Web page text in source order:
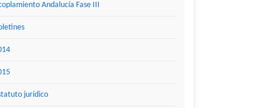
Andalucía Fase III
jurídico